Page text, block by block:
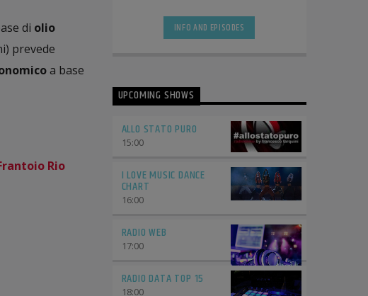
di olio
prevede
a base
Rio
discoteche, radio e compilation.
INFO AND EPISODES
UPCOMING SHOWS
ALLO STATO PURO
15:00
I LOVE MUSIC DANCE
CHART
16:00
RADIO WEB
17:00
RADIO DATA TOP 15
18:00